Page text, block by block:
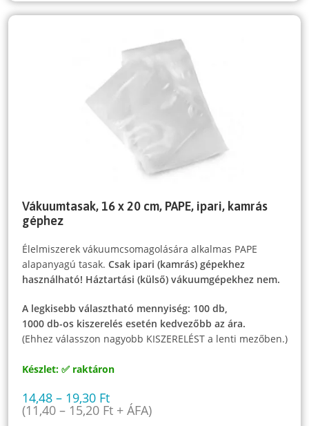
Vákuumtasak, 16 x 20 cm, PAPE, ipari, kamrás
géphez
Élelmiszerek vákuumcsomagolására alkalmas PAPE
alapanyagú tasak.Csak ipari (kamrás) gépekhez
használható! Háztartási (külső) vákuumgépekhez nem.
A legkisebb választható mennyiség: 100 db,
1000 db-os kiszerelés esetén kedvezőbb az ára.
(Ehhez válasszon nagyobb KISZERELÉST a lenti mezőben.)
Készlet: ✅ raktáron
14,48– 19,30 Ft
(11,40– 15,20 Ft + ÁFA)